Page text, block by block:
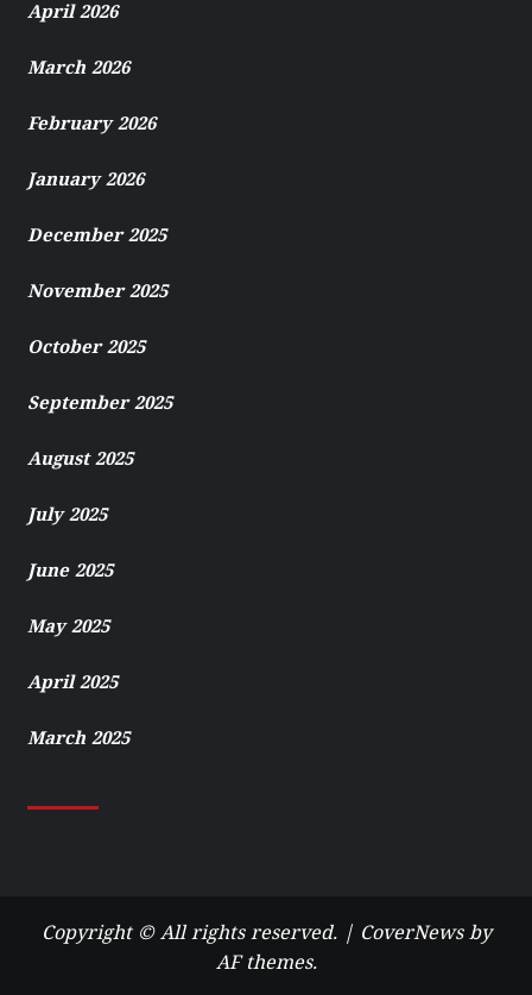
April 2026
March 2026
February 2026
January 2026
December 2025
November 2025
October 2025
September 2025
August 2025
July 2025
June 2025
May 2025
April 2025
March 2025
Copyright © All rights reserved. | CoverNewsby
AF themes.